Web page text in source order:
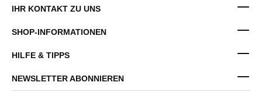
IHR KONTAKT ZU UNS
SHOP-INFORMATIONEN
HILFE & TIPPS
NEWSLETTER ABONNIEREN